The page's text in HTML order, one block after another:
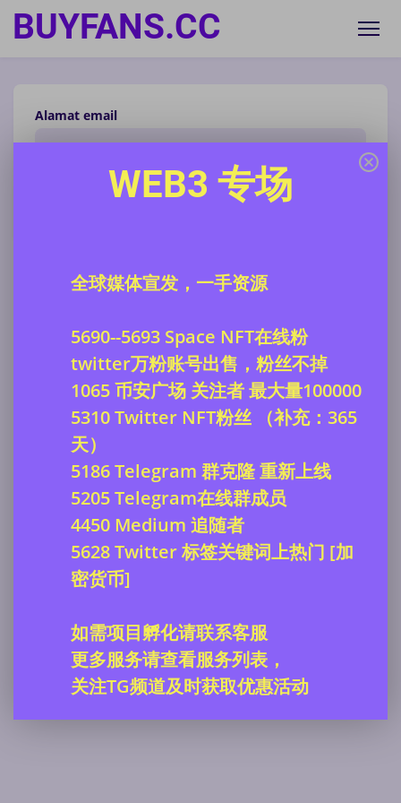
WEB3 专场
全球媒体宣发，一手资源
5690--5693 Space NFT在线粉
twitter万粉账号出售，粉丝不掉
1065 币安广场 关注者 最大量100000
5310 Twitter NFT粉丝 （补充：365
天）
5186 Telegram 群克隆 重新上线
5205 Telegram在线群成员
4450 Medium 追随者
5628 Twitter 标签关键词上热门 [加
密货币]
如需项目孵化请联系客服
更多服务请查看服务列表，
关注TG频道及时获取优惠活动
BUYFANS.CC
Alamat email
Kirim